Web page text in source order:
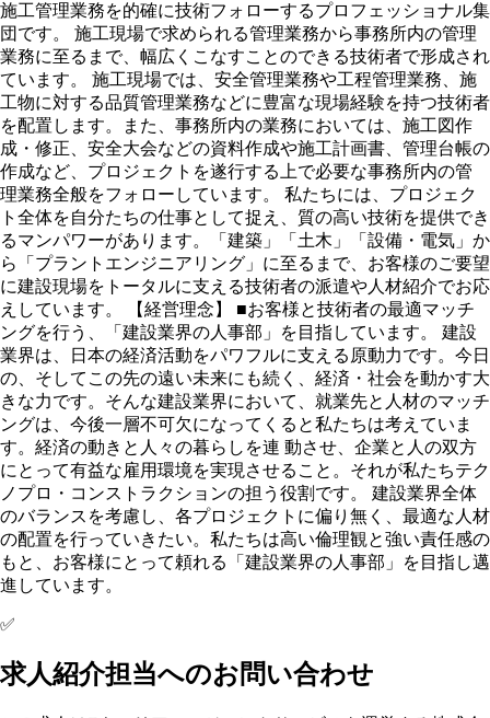
施工管理業務を的確に技術フォローするプロフェッショナル集
団です。 施工現場で求められる管理業務から事務所内の管理
業務に至るまで、幅広くこなすことのできる技術者で形成され
ています。 施工現場では、安全管理業務や工程管理業務、施
工物に対する品質管理業務などに豊富な現場経験を持つ技術者
を配置します。また、事務所内の業務においては、施工図作
成・修正、安全大会などの資料作成や施工計画書、管理台帳の
作成など、プロジェクトを遂行する上で必要な事務所内の管
理業務全般をフォローしています。 私たちには、プロジェク
ト全体を自分たちの仕事として捉え、質の高い技術を提供でき
るマンパワーがあります。「建築」「土木」「設備・電気」か
ら「プラントエンジニアリング」に至るまで、お客様のご要望
に建設現場をトータルに支える技術者の派遣や人材紹介でお応
えしています。 【経営理念】 ■お客様と技術者の最適マッチ
ングを行う、「建設業界の人事部」を目指しています。 建設
業界は、日本の経済活動をパワフルに支える原動力です。今日
の、そしてこの先の遠い未来にも続く、経済・社会を動かす大
きな力です。そんな建設業界において、就業先と人材のマッチ
ングは、今後一層不可欠になってくると私たちは考えていま
す。経済の動きと人々の暮らしを連 動させ、企業と人の双方
にとって有益な雇用環境を実現させること。それが私たちテク
ノプロ・コンストラクションの担う役割です。 建設業界全体
のバランスを考慮し、各プロジェクトに偏り無く、最適な人材
の配置を行っていきたい。私たちは高い倫理観と強い責任感の
もと、お客様にとって頼れる「建設業界の人事部」を目指し邁
進しています。
✅
求人紹介担当へのお問い合わせ